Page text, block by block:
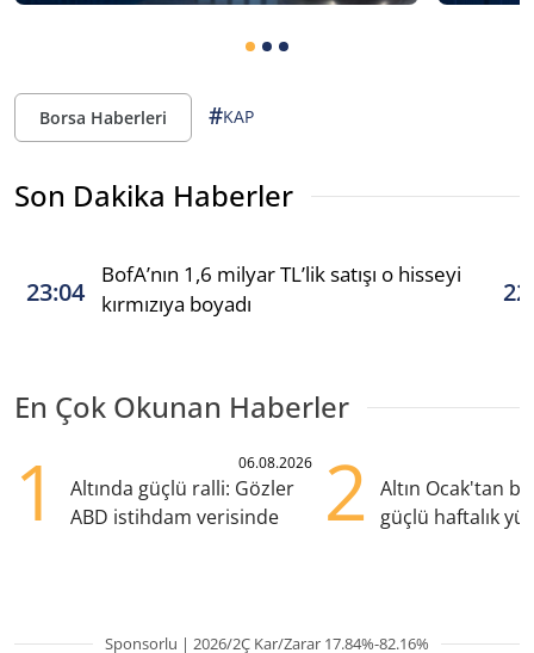
Borsa Haberleri #KAP
Son Dakika Haberler
23:04
BofA’nın 1,6 milyar TL’lik satışı o hisseyi
kırmızıya boyadı
En Çok Okunan Haberler
1 06.08.2026
Altında güçlü ralli: Gözler
ABD istihdam verisinde
2
Altın Ocak'tan
güçlü haftalık
Sponsorlu | 2026/2Ç Kar/Zarar 17.84%-82.16%